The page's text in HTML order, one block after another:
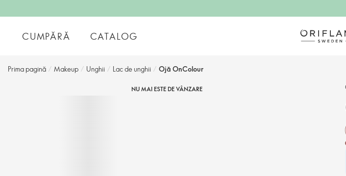
CUMPĂRĂ CATALOG
Prima pagină / Makeup / Unghii / Lac de unghii / Ojă OnColour
NU MAI ESTE DE VÂNZARE